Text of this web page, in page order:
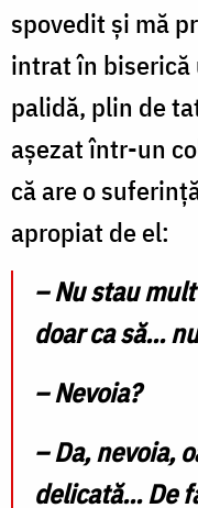
spovedit și mă
intrat în biserică
palidă, plin de
așezat într-un
că are o
apropiat de el:
–Nu stau
doar ca să...
–Nevoia?
–Da, nevoia,
delicată... De